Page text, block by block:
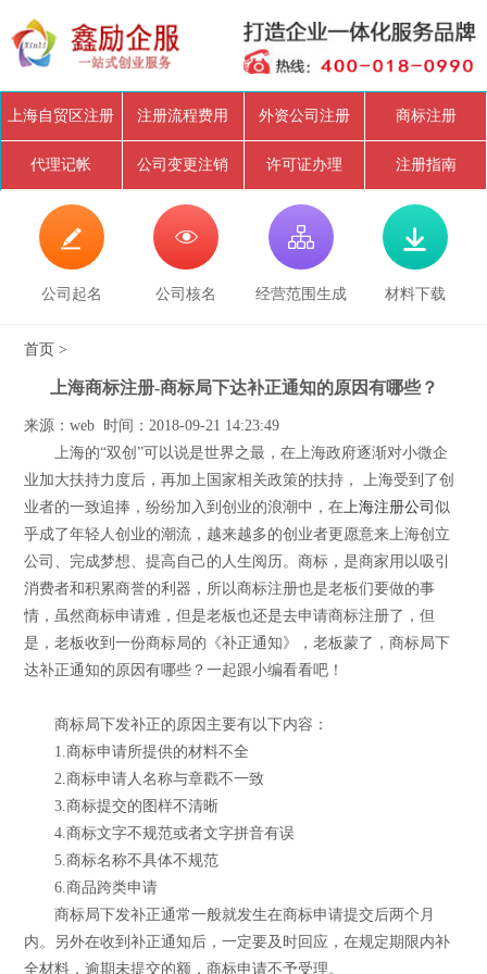
上海自贸区注册 注册流程费用 外资公司注册 商标注册
代理记帐 公司变更注销 许可证办理 注册指南

公司起名

公司核名

经营范围生成

材料下载
首页 >
上海商标注册-商标局下达补正通知的原因有哪些？
来源：web 时间：2018-09-21 14:23:49
上海的“双创”可以说是世界之最，在上海政府逐渐对小微企
业加大扶持力度后，再加上国家相关政策的扶持， 上海受到了创
业者的一致追捧，纷纷加入到创业的浪潮中，在 上海注册公司似
乎成了年轻人创业的潮流，越来越多的创业者更愿意来上海创立
公司、完成梦想、提高自己的人生阅历。商标，是商家用以吸引
消费者和积累商誉的利器，所以商标注册也是老板们要做的事
情，虽然商标申请难，但是老板也还是去申请商标注册了，但
是，老板收到一份商标局的《补正通知》，老板蒙了，商标局下
达补正通知的原因有哪些？一起跟小编看看吧！
商标局下发补正的原因主要有以下内容：
1.商标申请所提供的材料不全
2.商标申请人名称与章戳不一致
3.商标提交的图样不清晰
4.商标文字不规范或者文字拼音有误
5.商标名称不具体不规范
6.商品跨类申请
商标局下发补正通常一般就发生在商标申请提交后两个月
内。另外在收到补正通知后，一定要及时回应，在规定期限内补
全材料，逾期未提交的额，商标申请不予受理。